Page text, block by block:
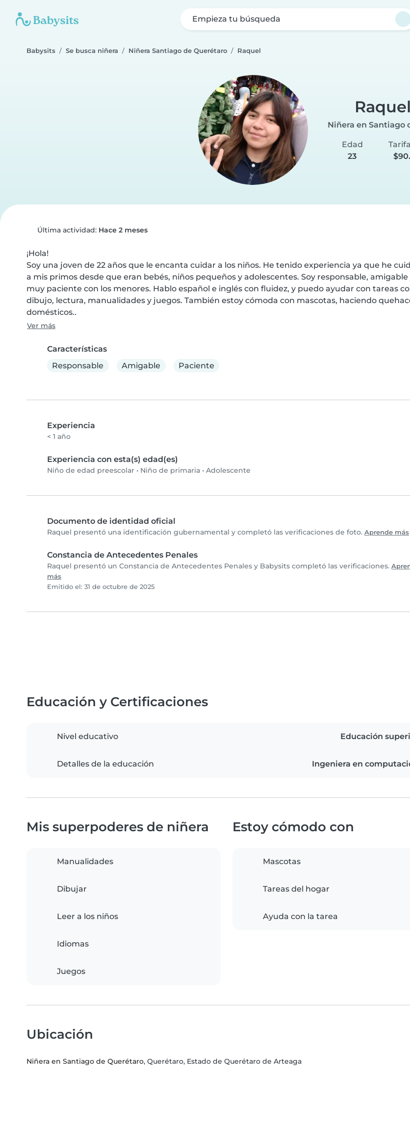
Empieza tu búsqueda
Babysits Se busca niñera Niñera Santiago de Querétaro Raquel
Raquel
Niñera en Santiago
Edad
23
Última actividad: Hace 2 meses
¡Hola!
Soy una joven de 22 años que le encanta cuidar a los niños. He tenido experiencia ya que he
a mis primos desde que eran bebés, niños pequeños y adolescentes. Soy responsable, amigable
muy paciente con los menores. Hablo español e inglés con fluidez, y puedo ayudar con tareas
dibujo, lectura, manualidades y juegos. También estoy cómoda con mascotas, haciendo
domésticos..
Ver más
Características
Responsable
Amigable Paciente
Experiencia
< 1 año
Experiencia con esta(s) edad(es)
Niño de edad preescolar • Niño de primaria • Adolescente
Documento de identidad oficial
Raquel presentó una identificación gubernamental y completó las verificaciones de foto. Aprende más
Constancia de Antecedentes Penales
Raquel presentó un Constancia de Antecedentes Penales y Babysits completó las verificaciones.
más
Emitido el: 31 de octubre de 2025
Educación y Certificaciones
Nivel educativo Educación
Detalles de la educación Ingeniera en
Mis superpoderes de niñera
Manualidades
Dibujar
Leer a los niños
Idiomas
Juegos
Estoy cómodo con
Mascotas
Tareas del hogar
Ayuda con la tarea
Ubicación
Niñera en Santiago de Querétaro, Querétaro, Estado de Querétaro de Arteaga